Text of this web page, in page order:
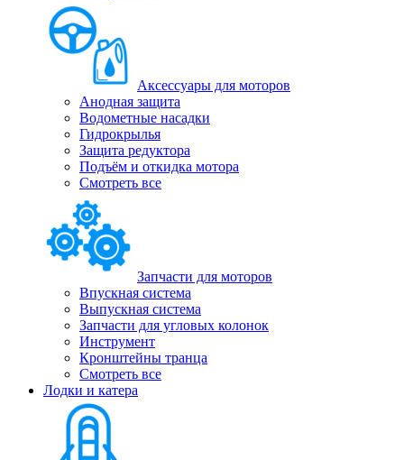
Аксессуары для моторов
Анодная защита
Водометные насадки
Гидрокрылья
Защита редуктора
Подъём и откидка мотора
Смотреть все
Запчасти для моторов
Впускная система
Выпускная система
Запчасти для угловых колонок
Инструмент
Кронштейны транца
Смотреть все
Лодки и катера